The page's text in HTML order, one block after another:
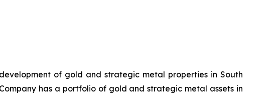
of gold and strategic metal properties in South
has a portfolio of gold and strategic metal assets in